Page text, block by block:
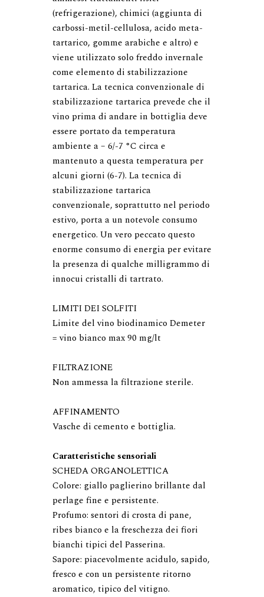
(refrigerazione), chimici (aggiunta di
carbossi-metil-cellulosa, acido meta-
tartarico, gomme arabiche e altro) e
viene utilizzato solo freddo invernale
come elemento di stabilizzazione
tartarica. La tecnica convenzionale di
stabilizzazione tartarica prevede che il
vino prima di andare in bottiglia deve
essere portato da temperatura
ambiente a – 6/-7 °C circa e
mantenuto a questa temperatura per
alcuni giorni (6-7). La tecnica di
stabilizzazione tartarica
convenzionale, soprattutto nel periodo
estivo, porta a un notevole consumo
energetico. Un vero peccato questo
enorme consumo di energia per evitare
la presenza di qualche milligrammo di
innocui cristalli di tartrato.
LIMITI DEI SOLFITI
Limite del vino biodinamico Demeter
= vino bianco max 90 mg/lt
FILTRAZIONE
Non ammessa la filtrazione sterile.
AFFINAMENTO
Caratteristiche sensoriali
SCHEDA ORGANOLETTICA
Colore: giallo paglierino brillante dal
perlage fine e persistente.
Profumo: sentori di crosta di pane,
ribes bianco e la freschezza dei fiori
bianchi tipici del Passerina.
Sapore: piacevolmente acidulo, sapido,
fresco e con un persistente ritorno
aromatico, tipico del vitigno.